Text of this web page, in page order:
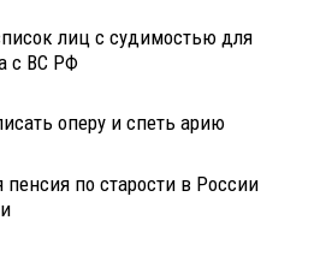
лиц с судимостью для
с ВС РФ
оперу и спеть арию
по старости в России